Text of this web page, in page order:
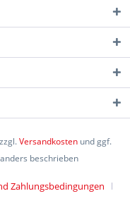
Versandkosten und ggf.
beschrieben
Zahlungsbedingungen